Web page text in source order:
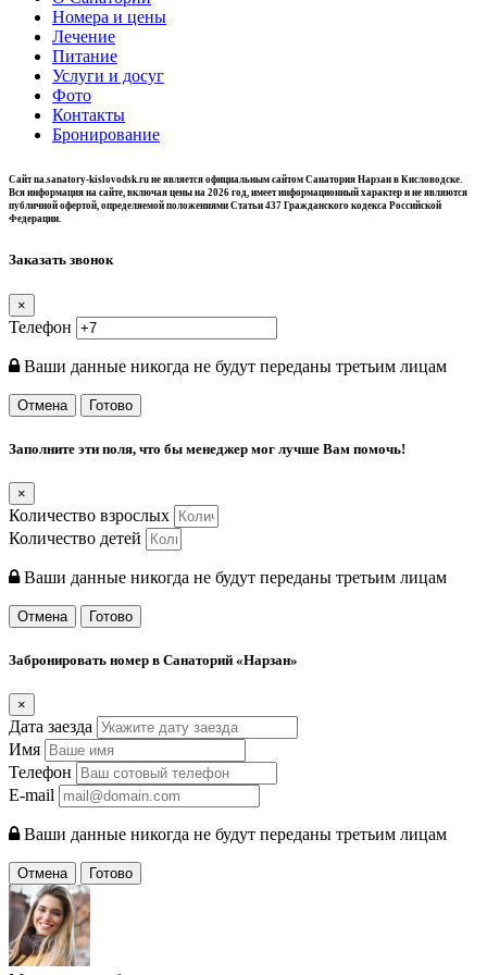
Номера и цены
Лечение
Питание
Услуги и досуг
Фото
Контакты
Бронирование
Сайт na.sanatory-kislovodsk.ru не является официальным сайтом Санатория Нарзан в Кисловодске.
Вся информация на сайте, включая цены на 2026 год, имеет информационный характер и не являются
публичной офертой, определяемой положениями Статьи 437 Гражданского кодекса Российской
Федерации.
Заказать звонок
×
Телефон
Ваши данные никогда не будут переданы третьим лицам
Отмена Готово
Заполните эти поля, что бы менеджер мог лучше Вам помочь!
×
Количество взрослых
Количество детей
Ваши данные никогда не будут переданы третьим лицам
Отмена Готово
Забронировать номер в Санаторий «Нарзан»
×
Дата заезда
Имя
Телефон
E-mail
Ваши данные никогда не будут переданы третьим лицам
Отмена Готово